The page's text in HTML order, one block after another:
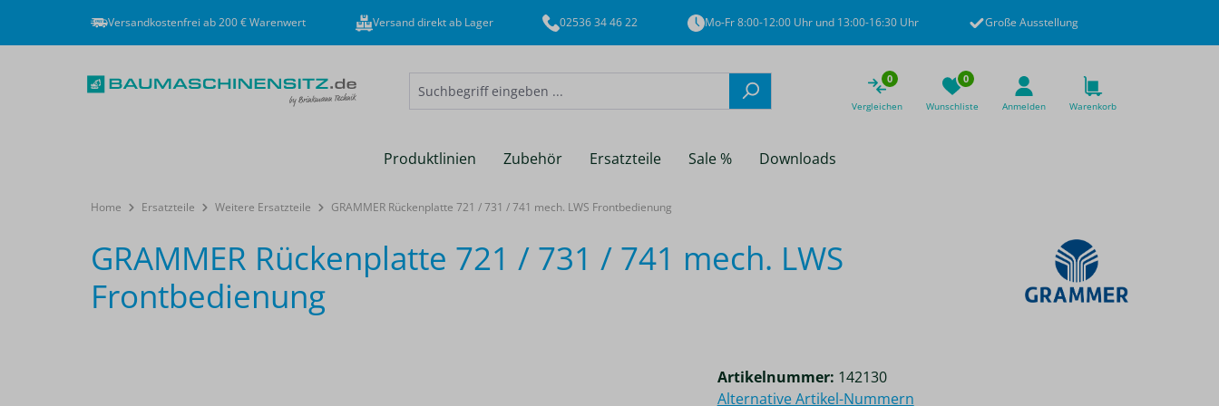
Versandkostenfrei ab 200 € Warenwert Versand direkt ab Lager 02536 34 46 22 Mo-Fr 8:00-12:00 Uhr und 13:00-16:30 Uhr Große Ausstellung
0
Vergleichen
0
Wunschliste Anmelden Warenkorb
Produktlinien Zubehör Ersatzteile Sale % Downloads
Home Ersatzteile Weitere Ersatzteile GRAMMER Rückenplatte 721 / 731 / 741 mech. LWS Frontbedienung
GRAMMER Rückenplatte 721 / 731 / 741 mech. LWS
Frontbedienung
Artikelnummer: 142130
Alternative Artikel-Nummern